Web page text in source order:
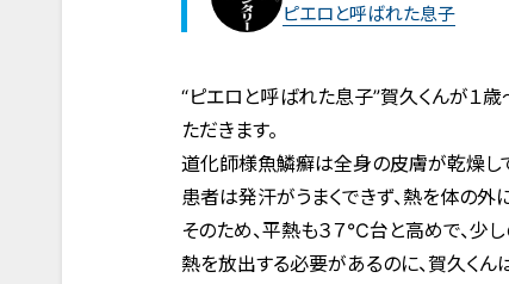
ピエロと呼ばれた息子
“ピエロと呼ばれた息子”賀久くんが１
ただきます。
道化師様魚鱗癬は全身の皮膚が乾燥して
患者は発汗がうまくできず、熱を体の外
そのため、平熱も３７℃台と高めで、少
熱を放出する必要があるのに、賀久くん